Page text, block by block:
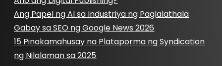
Ang Papel ng AI sa Industriya ng Paglalathala
Gabay sa SEO ng Google News 2026
15 Pinakamahusay na Plataporma ng Syndication
ng Nilalaman sa 2025